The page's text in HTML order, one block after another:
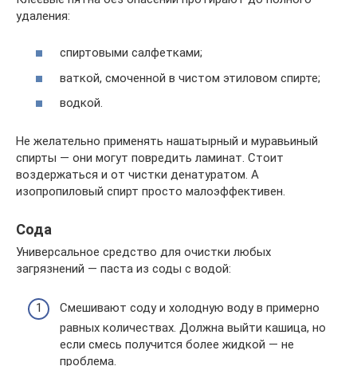
удаления:
спиртовыми салфетками;
ваткой, смоченной в чистом этиловом спирте;
водкой.
Не желательно применять нашатырный и муравьиный
спирты — они могут повредить ламинат. Стоит
воздержаться и от чистки денатуратом. А
изопропиловый спирт просто малоэффективен.
Сода
Универсальное средство для очистки любых
загрязнений — паста из соды с водой:
Смешивают соду и холодную воду в примерно
равных количествах. Должна выйти кашица, но
если смесь получится более жидкой — не
проблема.